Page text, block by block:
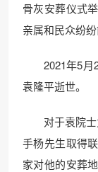
骨灰安葬仪式
亲属和民众纷纷
2021年5月
袁隆平逝世。
对于袁院士
手杨先生取得
家对他的安葬